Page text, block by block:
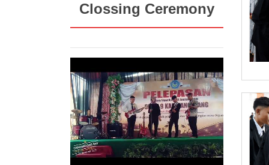
Clossing Ceremony